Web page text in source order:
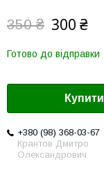
350 ₴ 300 ₴
Готово до відправки
Купити
+380 (98) 368-03-67
Крантов Дмитро
Олександрович